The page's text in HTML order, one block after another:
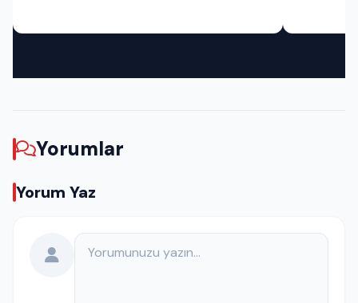
Yorumlar
Yorum Yaz
Yorumunuz